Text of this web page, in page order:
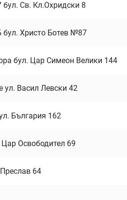
бул. Св. Кл.Охридски 8
бул. Христо Ботев №87
бул. Цар Симеон Велики 144
ул. Васил Левски 42
България 162
Освободител 69
64